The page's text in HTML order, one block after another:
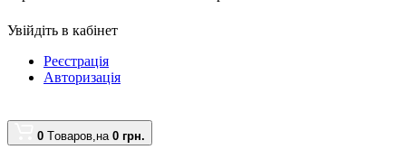
Увійдіть в кабінет
Реєстрація
Авторизація
0 Tоваров,на 0 грн.